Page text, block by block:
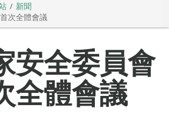
新聞
次全體會議
安全委員會
全體會議